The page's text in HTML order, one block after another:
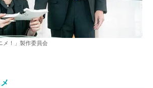
メ！」製作委員会